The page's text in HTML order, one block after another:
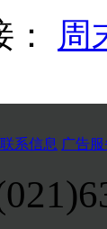
周
联系信息 广告服